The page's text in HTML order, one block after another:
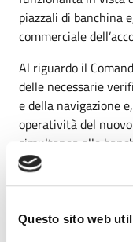
Questo sito web
piazzali di banchina
commerciale
Al riguardo il
delle necessarie
e della navigazione
operatività del
simultanea alle
ulteriore accosto
consentito, quindi,
che consente di